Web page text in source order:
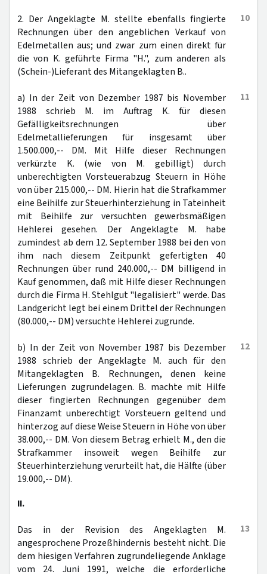
10
2. Der Angeklagte M. stellte ebenfalls fingierte
Rechnungen über den angeblichen Verkauf von
Edelmetallen aus; und zwar zum einen direkt für
die von K. geführte Firma "H.", zum anderen als
(Schein-)Lieferant des Mitangeklagten B..
11
a) In der Zeit von Dezember 1987 bis November
1988 schrieb M. im Auftrag K. für diesen
Gefälligkeitsrechnungen über
Edelmetallieferungen für insgesamt über
1.500.000,-- DM. Mit Hilfe dieser Rechnungen
verkürzte K. (wie von M. gebilligt) durch
unberechtigten Vorsteuerabzug Steuern in Höhe
von über 215.000,-- DM. Hierin hat die Strafkammer
eine Beihilfe zur Steuerhinterziehung in Tateinheit
mit Beihilfe zur versuchten gewerbsmäßigen
Hehlerei gesehen. Der Angeklagte M. habe
zumindest ab dem 12. September 1988 bei den von
ihm nach diesem Zeitpunkt gefertigten 40
Rechnungen über rund 240.000,-- DM billigend in
Kauf genommen, daß mit Hilfe dieser Rechnungen
durch die Firma H. Stehlgut "legalisiert" werde. Das
Landgericht legt bei einem Drittel der Rechnungen
(80.000,-- DM) versuchte Hehlerei zugrunde.
12
b) In der Zeit von November 1987 bis Dezember
1988 schrieb der Angeklagte M. auch für den
Mitangeklagten B. Rechnungen, denen keine
Lieferungen zugrundelagen. B. machte mit Hilfe
dieser fingierten Rechnungen gegenüber dem
Finanzamt unberechtigt Vorsteuern geltend und
hinterzog auf diese Weise Steuern in Höhe von über
38.000,-- DM. Von diesem Betrag erhielt M., den die
Strafkammer insoweit wegen Beihilfe zur
Steuerhinterziehung verurteilt hat, die Hälfte (über
19.000,-- DM).
II.
13
Das in der Revision des Angeklagten M.
angesprochene Prozeßhindernis besteht nicht. Die
dem hiesigen Verfahren zugrundeliegende Anklage
vom 24. Juni 1991, welche die erforderliche